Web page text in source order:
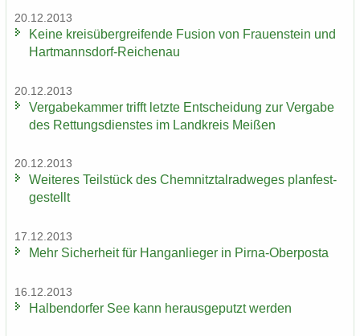
20.12.2013
Keine kreis­über­grei­fen­de Fu­si­on von Frau­en­stein und
Hartmannsdorf-​Reichenau
20.12.2013
Ver­ga­be­kam­mer trifft letz­te Ent­schei­dung zur Ver­ga­be
des Ret­tungs­diens­tes im Land­kreis Mei­ßen
20.12.2013
Wei­te­res Teil­stück des Chem­nitz­tal­rad­we­ges plan­fest­
ge­stellt
17.12.2013
Mehr Si­cher­heit für Hang­an­lie­ger in Pirna-​Oberposta
16.12.2013
Hal­ben­dor­fer See kann her­aus­ge­putzt wer­den